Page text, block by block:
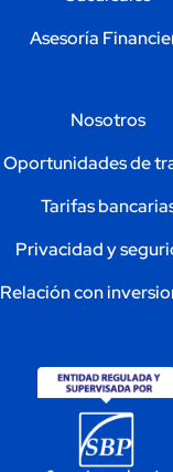
Asesoría
Nosotros
Oportunidades de
Tarifas
Privacidad y
Relación con